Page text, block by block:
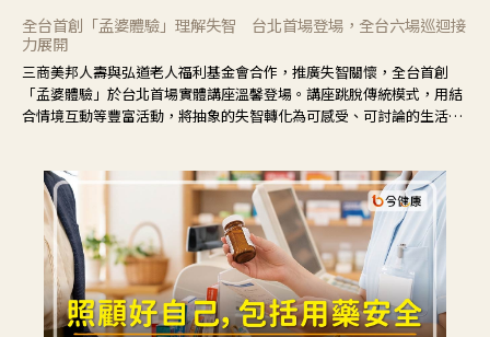
全台首創「孟婆體驗」理解失智 台北首場登場，全台六場巡迴接
力展開
三商美邦人壽與弘道老人福利基金會合作，推廣失智關懷，全台首創
「孟婆體驗」於台北首場實體講座溫馨登場。講座跳脫傳統模式，用結
合情境互動等豐富活動，將抽象的失智轉化為可感受、可討論的生活情